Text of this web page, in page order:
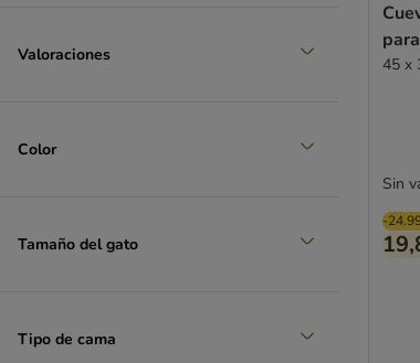
Valoraciones
Color
Tamaño del gato
Tipo de cama
45 x
-
Sin